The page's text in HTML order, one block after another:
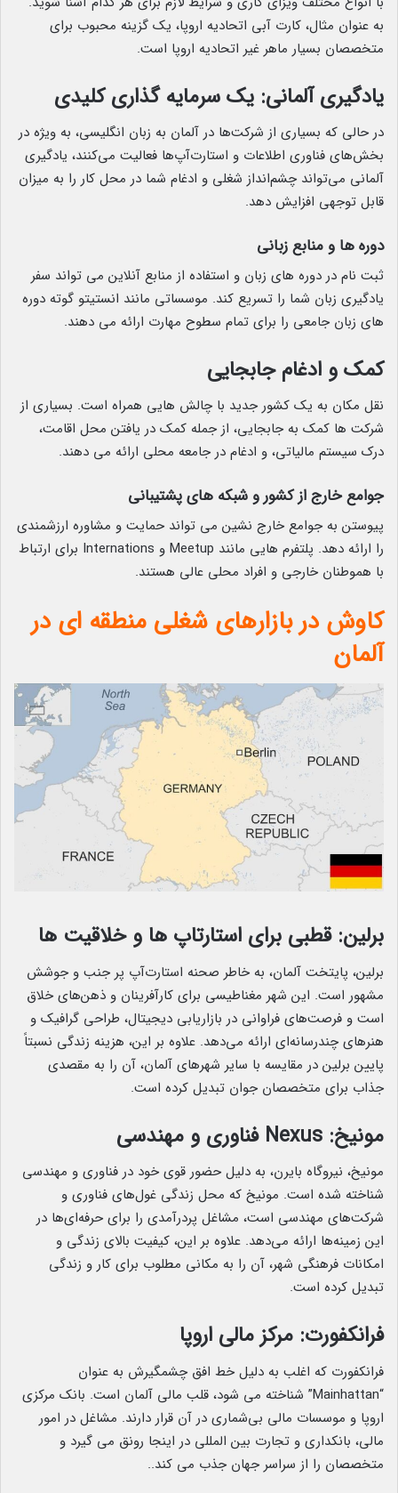
به عنوان مثال، کارت آبی اتحادیه اروپا، یک گزینه محبوب برای
متخصصان بسیار ماهر غیر اتحادیه اروپا است.
یادگیری آلمانی: یک سرمایه گذاری کلیدی
در حالی که بسیاری از شرکت‌ها در آلمان به زبان انگلیسی، به ویژه در
بخش‌های فناوری اطلاعات و استارت‌آپ‌ها فعالیت می‌کنند، یادگیری
آلمانی می‌تواند چشم‌انداز شغلی و ادغام شما در محل کار را به میزان
قابل توجهی افزایش دهد.
دوره ها و منابع زبانی
ثبت نام در دوره های زبان و استفاده از منابع آنلاین می تواند سفر
یادگیری زبان شما را تسریع کند. موسساتی مانند انستیتو گوته دوره
های زبان جامعی را برای تمام سطوح مهارت ارائه می دهند.
کمک و ادغام جابجایی
نقل مکان به یک کشور جدید با چالش هایی همراه است. بسیاری از
شرکت ها کمک به جابجایی، از جمله کمک در یافتن محل اقامت،
درک سیستم مالیاتی، و ادغام در جامعه محلی ارائه می دهند.
جوامع خارج از کشور و شبکه های پشتیبانی
پیوستن به جوامع خارج نشین می تواند حمایت و مشاوره ارزشمندی
را ارائه دهد. پلتفرم هایی مانند Meetup و Internations برای ارتباط
با هموطنان خارجی و افراد محلی عالی هستند.
کاوش در بازارهای شغلی منطقه ای در
آلمان
برلین: قطبی برای استارتاپ ها و خلاقیت ها
برلین، پایتخت آلمان، به خاطر صحنه استارت‌آپ پر جنب و جوشش
مشهور است. این شهر مغناطیسی برای کارآفرینان و ذهن‌های خلاق
است و فرصت‌های فراوانی در بازاریابی دیجیتال، طراحی گرافیک و
هنرهای چندرسانه‌ای ارائه می‌دهد. علاوه بر این، هزینه زندگی نسبتاً
پایین برلین در مقایسه با سایر شهرهای آلمان، آن را به مقصدی
جذاب برای متخصصان جوان تبدیل کرده است.
مونیخ: Nexus فناوری و مهندسی
مونیخ، نیروگاه بایرن، به دلیل حضور قوی خود در فناوری و مهندسی
شناخته شده است. مونیخ که محل زندگی غول‌های فناوری و
شرکت‌های مهندسی است، مشاغل پردرآمدی را برای حرفه‌ای‌ها در
این زمینه‌ها ارائه می‌دهد. علاوه بر این، کیفیت بالای زندگی و
امکانات فرهنگی شهر، آن را به مکانی مطلوب برای کار و زندگی
تبدیل کرده است.
فرانکفورت: مرکز مالی اروپا
فرانکفورت که اغلب به دلیل خط افق چشمگیرش به عنوان
“Mainhattan” شناخته می شود، قلب مالی آلمان است. بانک مرکزی
اروپا و موسسات مالی بی‌شماری در آن قرار دارند. مشاغل در امور
مالی، بانکداری و تجارت بین المللی در اینجا رونق می گیرد و
متخصصان را از سراسر جهان جذب می کند..